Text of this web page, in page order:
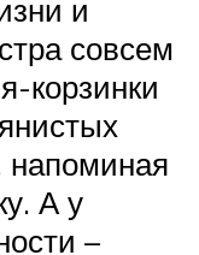
и
совсем
корзинки
напоминая
А у
–